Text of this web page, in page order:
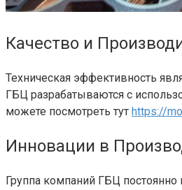
Качество и
Техническая эффективность
ГБЦ разрабатываются с
можете посмотреть тут https://
Инновации в
Группа компаний ГБЦ